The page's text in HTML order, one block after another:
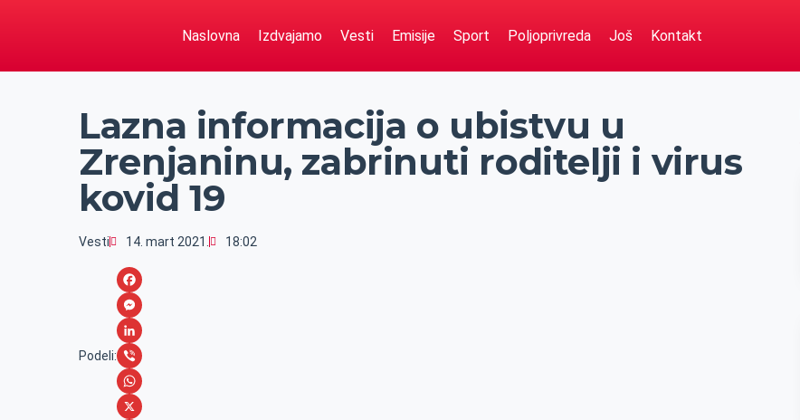
Naslovna Izdvajamo Vesti Emisije Sport Poljoprivreda Još Kontakt
Lazna informacija o ubistvu u
Zrenjaninu, zabrinuti roditelji i virus
kovid 19
Vesti 14. mart 2021. 18:02
Podeli:
F
a
c
e
b
M
e
s
s
L
i
n
V
iW